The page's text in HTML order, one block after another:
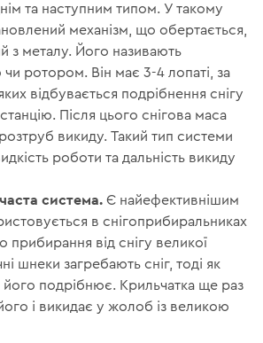
та наступним типом. У такому
механізм, що обертається,
з металу. Його називають
ротором. Він має 3-4 лопаті, за
відбувається подрібнення снігу
Після цього снігова маса
викиду. Такий тип системи
роботи та дальність викиду
система. Є найефективнішим
в снігоприбиральниках
прибирання від снігу великої
шнеки загребають сніг, тоді як
його подрібнює. Крильчатка ще раз
і викидає у жолоб із великою